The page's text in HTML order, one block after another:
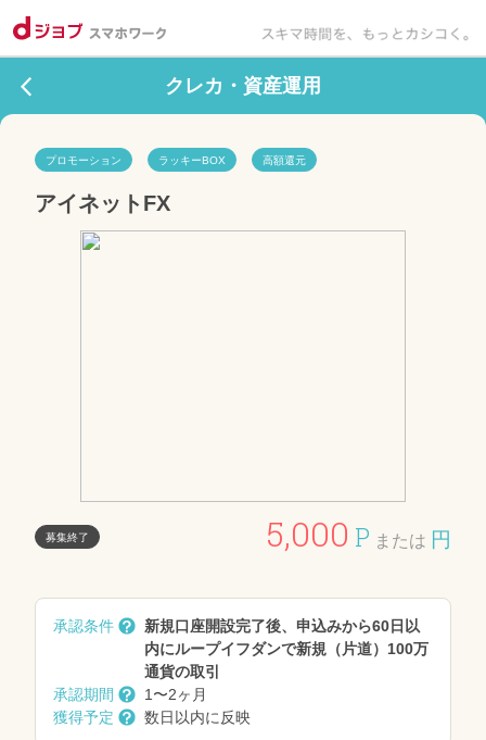
クレカ・資産運用
プロモーション ラッキーBOX 高額還元
アイネットFX
募集終了 5,000 P または 円
承認条件
新規口座開設完了後、申込みから60日以
内にループイフダンで新規（片道）100万
通貨の取引
承認期間
1〜2ヶ月
獲得予定
数日以内に反映